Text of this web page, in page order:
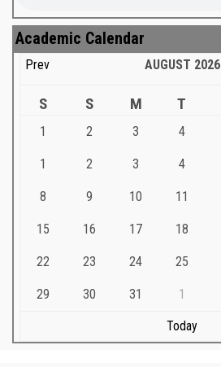
Academic Calendar
Prev AUGUST 2026
S S M T
1 2 3 4
1 2 3 4
8 9 10 11
15 16 17 18
22 23 24 25
29 30 31 1
Today